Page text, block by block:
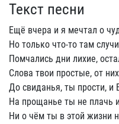
Текст песни
Ещё вчера и я мечтал о
Но только что-то там
Помчались дни лихие,
Слова твои простые, от
До свиданья, ты прости, и
На прощанье ты не плачь
Ни о чём ты в этой жизни